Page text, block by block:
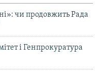
чи продовжить Рада
і Генпрокуратура